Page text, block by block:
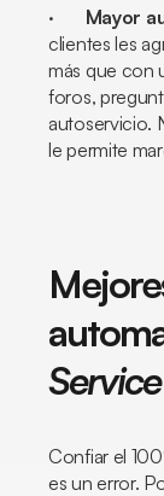
· Mayor
clientes les
más que con
foros,
autoservicio.
le permite
Service
Confiar el
es un error.